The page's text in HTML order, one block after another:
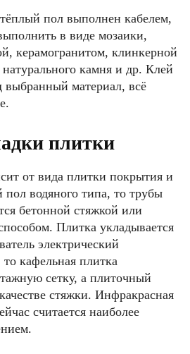
пол выполнен кабелем,
в виде мозаики,
керамогранитом, клинкерной
камня и др. Клей
выбранный материал, всё
плитки
от вида плитки покрытия и
водяного типа, то трубы
бетонной стяжкой или
Плитка укладывается
электрический
кафельная плитка
сетку, а плиточный
стяжки. Инфракрасная
считается наиболее